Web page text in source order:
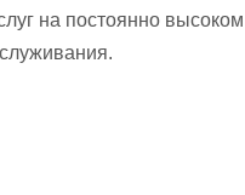
на постоянно высоком